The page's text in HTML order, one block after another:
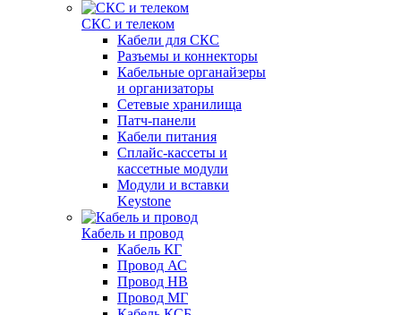
СКС и телеком
Кабели для СКС
Разъемы и коннекторы
Кабельные органайзеры
и организаторы
Сетевые хранилища
Патч-панели
Кабели питания
Сплайс-кассеты и
кассетные модули
Модули и вставки
Keystone
Кабель и провод
Кабель КГ
Провод АС
Провод НВ
Провод МГ